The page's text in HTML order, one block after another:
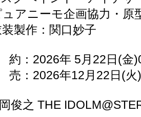
アニーモ企画協力・原
製作：関口妙子
：2026年 5月22日(金
：2026年12月22日(火
俊之 THE